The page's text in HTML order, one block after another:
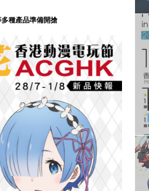
種產品準備開搶